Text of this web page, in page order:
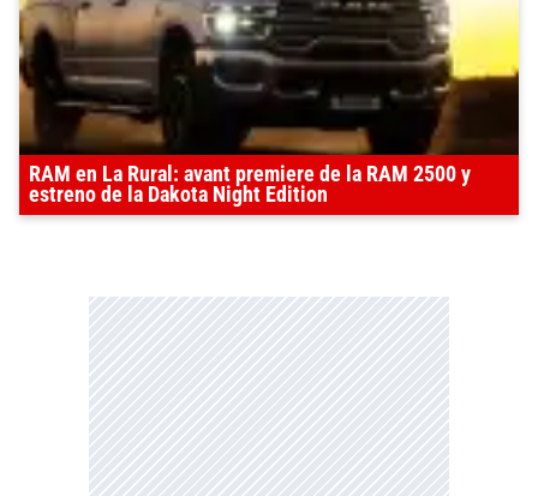
RAM en La Rural: avant premiere de la RAM 2500 y
estreno de la Dakota Night Edition